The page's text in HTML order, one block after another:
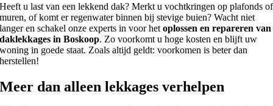
Heeft u last van een lekkend dak? Merkt u vochtkringen op plafonds of
muren, of komt er regenwater binnen bij stevige buien? Wacht niet
langer en schakel onze experts in voor hetoplossen en repareren van
daklekkages in Boskoop. Zo voorkomt u hoge kosten en blijft uw
woning in goede staat. Zoals altijd geldt: voorkomen is beter dan
herstellen!
Meer dan alleen lekkages verhelpen